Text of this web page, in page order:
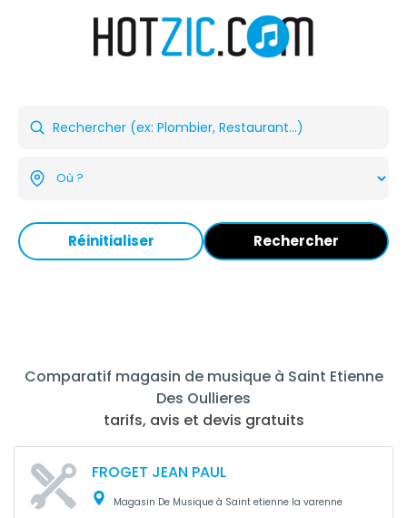
Réinitialiser Rechercher
Comparatif magasin de musique à Saint Etienne
Des Oullieres
tarifs, avis et devis gratuits
FROGET JEAN PAUL
Magasin De Musique à Saint etienne la varenne